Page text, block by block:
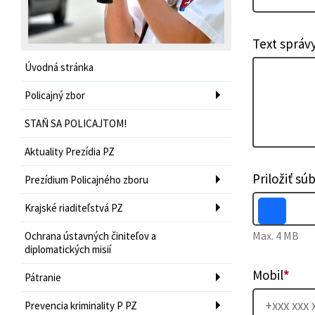
Úvodná stránka
Policajný zbor
STAŇ SA POLICAJTOM!
Aktuality Prezídia PZ
Prezídium Policajného zboru
Krajské riaditeľstvá PZ
Ochrana ústavných činiteľov a
diplomatických misií
Pátranie
Prevencia kriminality P PZ
Text
Priložiť
Max. 4 MB
Mobil*